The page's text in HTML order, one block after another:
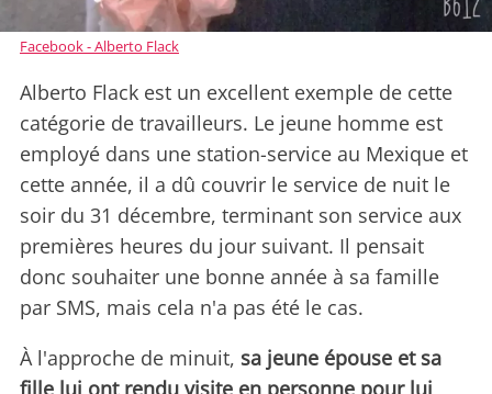
Facebook - Alberto Flack
Alberto Flack est un excellent exemple de cette
catégorie de travailleurs. Le jeune homme est
employé dans une station-service au Mexique et
cette année, il a dû couvrir le service de nuit le
soir du 31 décembre, terminant son service aux
premières heures du jour suivant. Il pensait
donc souhaiter une bonne année à sa famille
par SMS, mais cela n'a pas été le cas.
À l'approche de minuit, sa jeune épouse et sa